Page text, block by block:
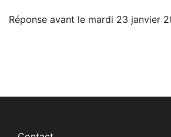
Réponse avant le mardi 23 janvier